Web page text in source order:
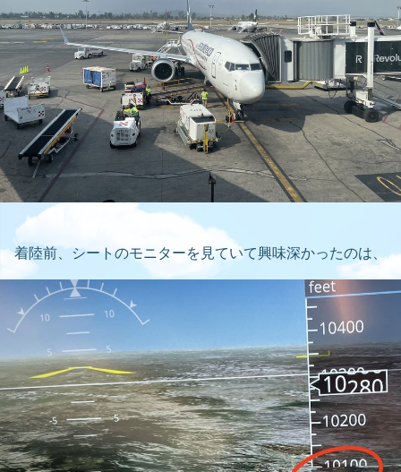
着陸前、シートのモニターを見ていて興味深かったのは、